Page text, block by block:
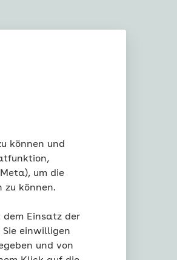
können und
um die
zu können.
Einsatz der
einwilligen
und von
pflegender